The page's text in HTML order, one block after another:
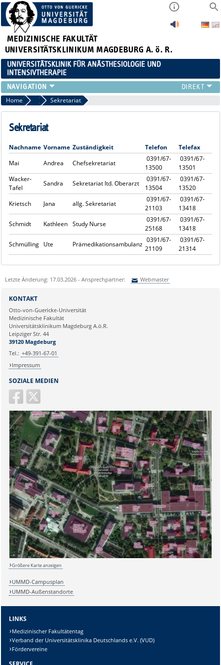
MEDIZINISCHE FAKULTÄT
UNIVERSITÄTSKLINIKUM MAGDEBURG A. ö. R.
UNIVERSITÄTSKLINIK FÜR ANÄSTHESIOLOGIE UND
INTENSIVTHERAPIE
BEREICHE AINSP
PATIENTENINFORMATIONEN
MITARBEITER
WEITERBILDUNG
KARRIERE
Home Mitarbeiter
Sekretariat
Sekretariat
Nachname Vorname Zuständigkeit Telefon
Telefax
Mai
Andrea Chefsekretariat
0391/67-
13500
0391/67-
13501
Wacker-
Tafel
Sandra Sekretariat ltd. Oberarzt
0391/67-
13504
0391/67-
13520
Krietsch
Jana allg. Sekretariat
0391/67-
21103
0391/67-
13418
Schmidt
Kathleen Study Nurse
0391/67-
25168
0391/67-
13418
Schmülling
Ute Prämedikationsambulanz
0391/67-
21109
0391/67-
21314
Letzte Änderung: 17.03.2026 - Ansprechpartner: Webmaster
Ihre E-Mailadresse:
Ihr Anliegen:
Sicherheitsabfrage:
Lösung:
SOZIALE MEDIEN
KONTAKT
Otto-von-Guericke-Universität
Medizinische Fakultät
Universitätsklinikum Magdeburg A.ö.R.
Leipziger Str. 44
39120 Magdeburg
Tel.: +49-391-67-01
Impressum
Größere Karte anzeigen
UMMD-Campusplan
UMMD-Außenstandorte
LINKS
Medizinischer Fakultätentag
Verband der Universitätsklinika Deutschlands e.V. (VUD)
Fördervereine